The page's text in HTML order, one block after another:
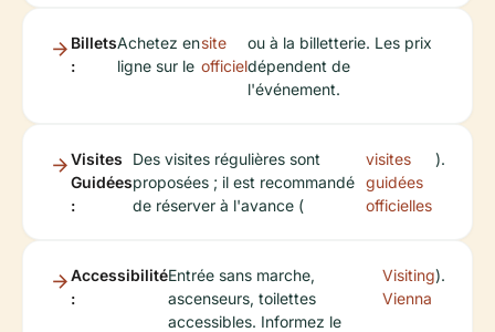
Billets
:
Achetez en
ligne sur le
site
officiel
ou à la billetterie. Les prix
dépendent de
l'événement.
Visites
Guidées
:
Des visites régulières sont
proposées ; il est recommandé
de réserver à l'avance (
visites
guidées
officielles
).
Accessibilité
:
Entrée sans marche,
ascenseurs, toilettes
accessibles. Informez le
Visiting
Vienna
).